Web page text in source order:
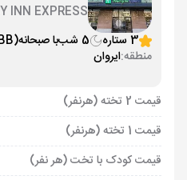
INN EXPRESS
3 ستاره
5 شب با صبحانه(BB)
منطقه:ایروان
قیمت 2 تخته (هرنفر)
قیمت 1 تخته (هرنفر)
قیمت کودک با تخت (هر نفر)